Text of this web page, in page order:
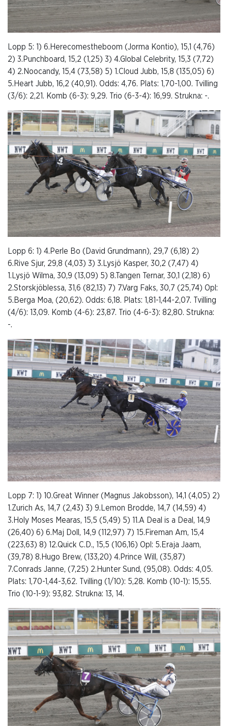
Lopp 5: 1) 6.Herecomestheboom (Jorma Kontio), 15,1 (4,76)
2) 3.Punchboard, 15,2 (1,25) 3) 4.Global Celebrity, 15,3 (7,72)
4) 2.Noocandy, 15,4 (73,58) 5) 1.Cloud Jubb, 15,8 (135,05) 6)
5.Heart Jubb, 16,2 (40,91). Odds: 4,76. Plats: 1,70-1,00. Tvilling
(3/6): 2,21. Komb (6-3): 9,29. Trio (6-3-4): 16,99. Strukna: -.
Lopp 6: 1) 4.Perle Bo (David Grundmann), 29,7 (6,18) 2)
6.Rive Sjur, 29,8 (4,03) 3) 3.Lysjö Kasper, 30,2 (7,47) 4)
1.Lysjö Wilma, 30,9 (13,09) 5) 8.Tangen Ternar, 30,1 (2,18) 6)
2.Storskjöblessa, 31,6 (82,13) 7) 7.Varg Faks, 30,7 (25,74) Opl:
5.Berga Moa, (20,62). Odds: 6,18. Plats: 1,81-1,44-2,07. Tvilling
(4/6): 13,09. Komb (4-6): 23,87. Trio (4-6-3): 82,80. Strukna:
-.
Lopp 7: 1) 10.Great Winner (Magnus Jakobsson), 14,1 (4,05) 2)
1.Zurich As, 14,7 (2,43) 3) 9.Lemon Brodde, 14,7 (14,59) 4)
3.Holy Moses Mearas, 15,5 (5,49) 5) 11.A Deal is a Deal, 14,9
(26,40) 6) 6.Maj Doll, 14,9 (112,97) 7) 15.Fireman Am, 15,4
(223,63) 8) 12.Quick C.D., 15,5 (106,16) Opl: 5.Eraja Jaam,
(39,78) 8.Hugo Brew, (133,20) 4.Prince Will, (35,87)
7.Conrads Janne, (7,25) 2.Hunter Sund, (95,08). Odds: 4,05.
Plats: 1,70-1,44-3,62. Tvilling (1/10): 5,28. Komb (10-1): 15,55.
Trio (10-1-9): 93,82. Strukna: 13, 14.